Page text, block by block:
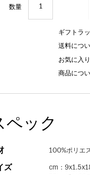
数量
ギフトラ
送料につ
お気に入
商品につ
ペック
100%ポリエ
ズ
cm：